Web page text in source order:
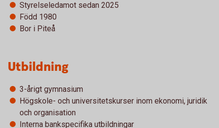
Styrelseledamot sedan 2025
Född 1980
Bor i Piteå
Utbildning
3-årigt gymnasium
Högskole- och universitetskurser inom ekonomi, juridik
och organisation
Interna bankspecifika utbildningar